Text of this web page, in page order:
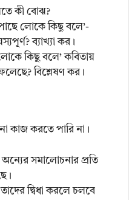
কী বোঝ?
লোকে কিছু বলে’-
ব্যাখ্যা কর।
কিছু বলে’ কবিতায়
বিশ্লেষণ কর।
করতে পারি না।
সমালোচনার প্রতি
দ্বিধা করলে চলবে